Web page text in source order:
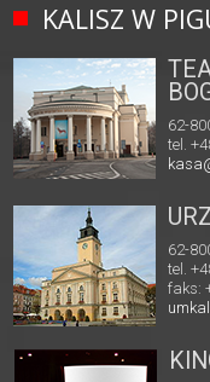
KALISZ W
62-
tel.
62-
tel.
faks: